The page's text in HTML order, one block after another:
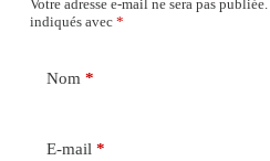
Votre adresse e-mail ne sera pas publiée.
indiqués avec *
Nom *
E-mail *